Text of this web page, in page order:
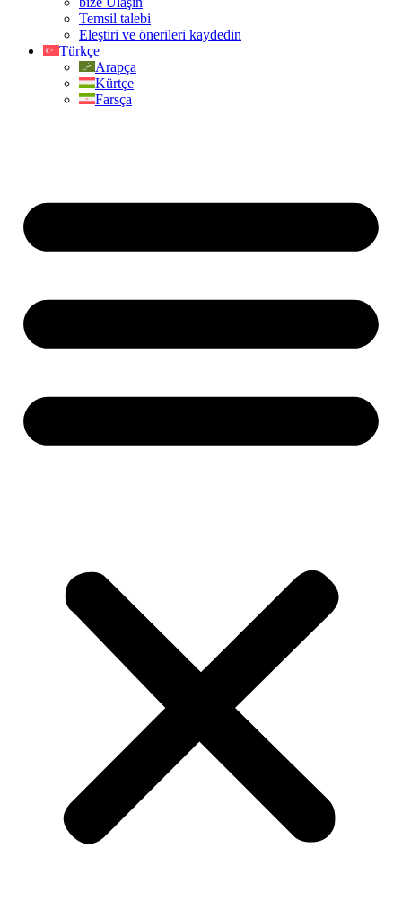
Temsil talebi
Eleştiri ve önerileri kaydedin
Türkçe
Arapça
Kürtçe
Farsça